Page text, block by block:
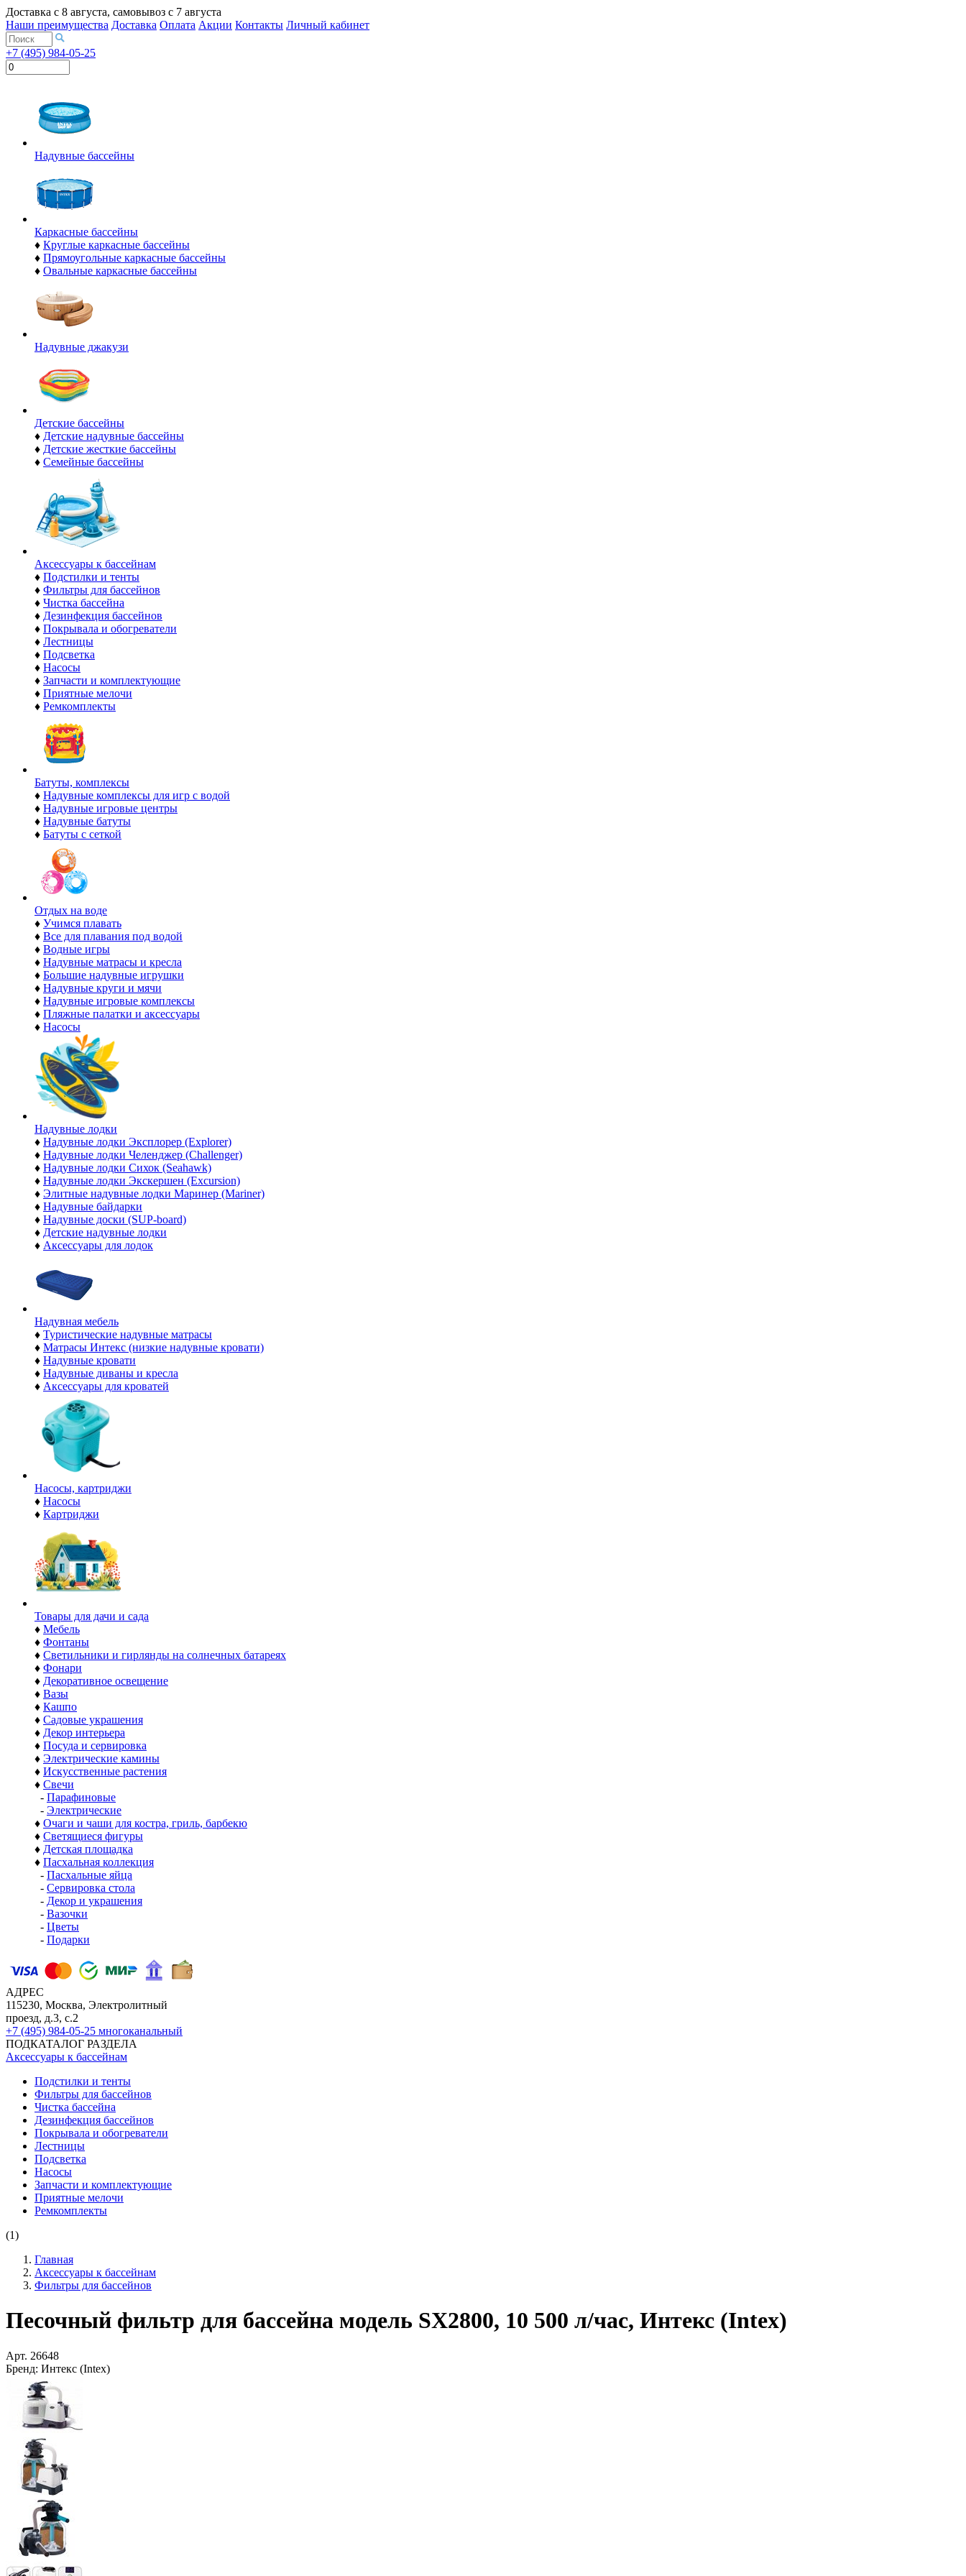
Доставка с 8 августа, самовывоз с 7 августа
Наши преимущества Доставка Оплата Акции Контакты Личный кабинет
+7 (495) 984-05-25
Надувные бассейны
Каркасные бассейны
♦ Круглые каркасные бассейны
♦ Прямоугольные каркасные бассейны
♦ Овальные каркасные бассейны
Надувные джакузи
Детские бассейны
♦ Детские надувные бассейны
♦ Детские жесткие бассейны
♦ Семейные бассейны
Аксессуары к бассейнам
♦ Подстилки и тенты
♦ Фильтры для бассейнов
♦ Чистка бассейна
♦ Дезинфекция бассейнов
♦ Покрывала и обогреватели
♦ Лестницы
♦ Подсветка
♦ Насосы
♦ Запчасти и комплектующие
♦ Приятные мелочи
♦ Ремкомплекты
Батуты, комплексы
♦ Надувные комплексы для игр с водой
♦ Надувные игровые центры
♦ Надувные батуты
♦ Батуты с сеткой
Отдых на воде
♦ Учимся плавать
♦ Все для плавания под водой
♦ Водные игры
♦ Надувные матрасы и кресла
♦ Большие надувные игрушки
♦ Надувные круги и мячи
♦ Надувные игровые комплексы
♦ Пляжные палатки и аксессуары
♦ Насосы
Надувные лодки
♦ Надувные лодки Эксплорер (Explorer)
♦ Надувные лодки Челенджер (Challenger)
♦ Надувные лодки Сихок (Seahawk)
♦ Надувные лодки Экскершен (Excursion)
♦ Элитные надувные лодки Маринер (Mariner)
♦ Надувные байдарки
♦ Надувные доски (SUP-board)
♦ Детские надувные лодки
♦ Аксессуары для лодок
Надувная мебель
♦ Туристические надувные матрасы
♦ Матрасы Интекс (низкие надувные кровати)
♦ Надувные кровати
♦ Надувные диваны и кресла
♦ Аксессуары для кроватей
Насосы, картриджи
♦ Насосы
♦ Картриджи
Товары для дачи и сада
♦ Мебель
♦ Фонтаны
♦ Светильники и гирлянды на солнечных батареях
♦ Фонари
♦ Декоративное освещение
♦ Вазы
♦ Кашпо
♦ Садовые украшения
♦ Декор интерьера
♦ Посуда и сервировка
♦ Электрические камины
♦ Искусственные растения
♦ Свечи
- Парафиновые
- Электрические
♦ Очаги и чаши для костра, гриль, барбекю
♦ Светящиеся фигуры
♦ Детская площадка
♦ Пасхальная коллекция
- Пасхальные яйца
- Сервировка стола
- Декор и украшения
- Вазочки
- Цветы
- Подарки
АДРЕС
115230, Москва, Электролитный
проезд, д.3, с.2
+7 (495) 984-05-25 многоканальный
ПОДКАТАЛОГ РАЗДЕЛА
Аксессуары к бассейнам
Подстилки и тенты
Фильтры для бассейнов
Чистка бассейна
Дезинфекция бассейнов
Покрывала и обогреватели
Лестницы
Подсветка
Насосы
Запчасти и комплектующие
Приятные мелочи
Ремкомплекты
(1)
Главная
Аксессуары к бассейнам
Фильтры для бассейнов
Песочный фильтр для бассейна модель SX2800, 10 500 л/час, Интекс (Intex)
Арт. 26648
Бренд: Интекс (Intex)